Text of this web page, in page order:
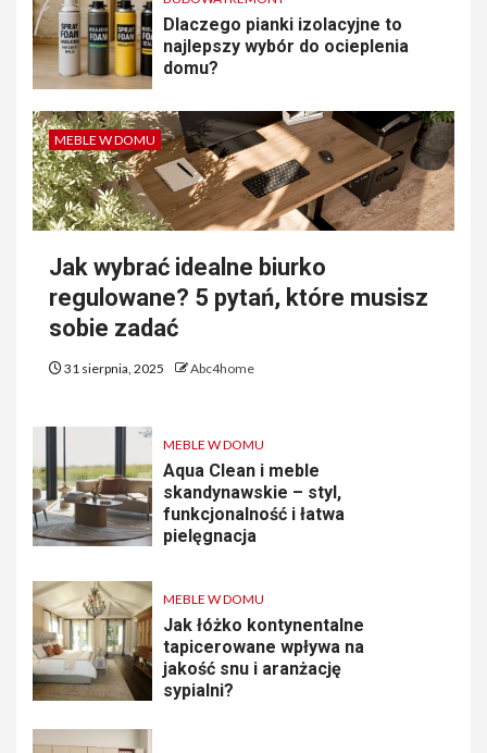
Dlaczego pianki izolacyjne to
najlepszy wybór do ocieplenia
domu?
MEBLE W DOMU
Jak wybrać idealne biurko
regulowane? 5 pytań, które musisz
sobie zadać
31 sierpnia, 2025 Abc4home
MEBLE W DOMU
Aqua Clean i meble
skandynawskie – styl,
funkcjonalność i łatwa
pielęgnacja
MEBLE W DOMU
Jak łóżko kontynentalne
tapicerowane wpływa na
jakość snu i aranżację
sypialni?